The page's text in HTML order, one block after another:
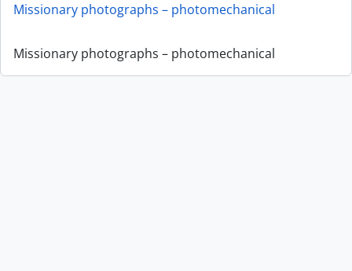
Missionary photographs – photomechanical
Missionary photographs – photomechanical